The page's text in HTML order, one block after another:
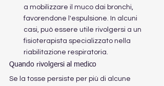
a mobilizzare il muco dai bronchi,
favorendone l'espulsione. In alcuni
casi, può essere utile rivolgersi a un
fisioterapista specializzato nella
riabilitazione respiratoria.
Quando rivolgersi al medico
Se la tosse persiste per più di alcune